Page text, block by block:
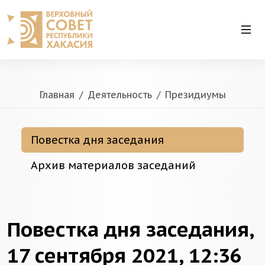
Главная Деятельность Президиумы
Повестка дня заседания
Архив материалов заседаний
Повестка дня заседания,
17 сентября 2021, 12:36